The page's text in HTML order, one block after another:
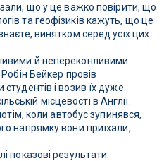
що у це важко повірити, що
та геофізиків кажуть, що це
винятком серед усіх цих
й непереконливими.
Бейкер провів
і возив їх дуже
місцевості в Англії.
коли автобус зупинявся,
напрямку вони приїхали,
показові результати.